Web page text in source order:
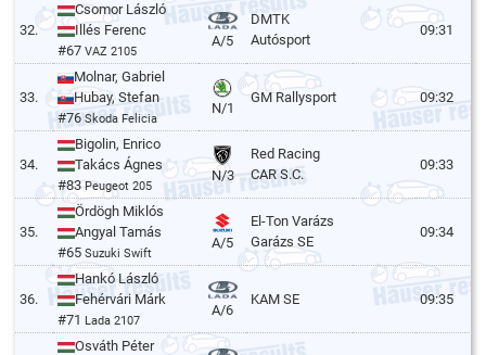
32.
Csomor László
Illés Ferenc
#67VAZ 2105
A/5
DMTK
Autósport
09:31
33.
Molnar, Gabriel
Hubay, Stefan
#76Skoda Felicia
N/1
GM Rallysport 09:32
34.
Bigolin, Enrico
Takács Ágnes
#83Peugeot 205
N/3
Red Racing
CAR S.C.
09:33
35.
Ördögh Miklós
Angyal Tamás
#65Suzuki Swift
A/5
El-Ton Varázs
Garázs SE
09:34
36.
Hankó László
Fehérvári Márk
#71 Lada 2107
A/6
KAM SE 09:35
Osváth Péter